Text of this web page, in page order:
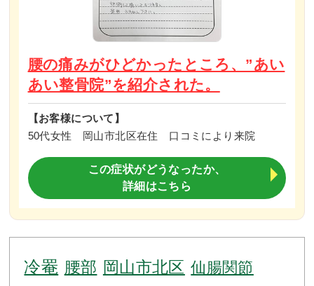
腰の痛みがひどかったところ、”あい
あい整骨院”を紹介された。
【お客様について】
50代女性 岡山市北区在住 口コミにより来院
この症状がどうなったか、
詳細はこちら
冷罨 腰部 岡山市北区 仙腸関節